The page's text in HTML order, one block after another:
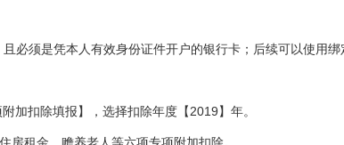
必须是凭本人有效身份证件开户的银行卡；后续可以使用
加扣除填报】，选择扣除年度【2019】年。